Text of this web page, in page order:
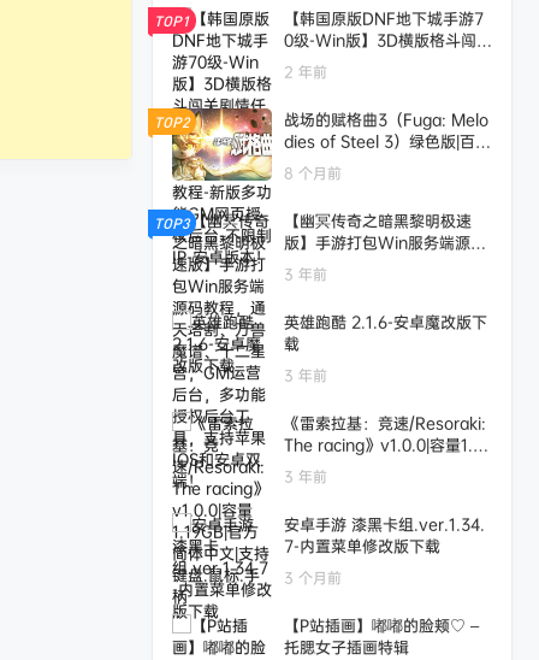
TOP1
【韩国原版DNF地下城手游7
0级-Win版】3D横版格斗闯关
剧情任务手游-最新打包WIN
服务端源码视频架设教程-新
限制IP-安卓版本！
2 年前
TOP2
战场的赋格曲3（Fuga: Melo
dies of Steel 3）绿色版|百度
云迅雷下载
8 个月前
TOP3
【幽冥传奇之暗黑黎明极速
版】手游打包Win服务端源码
教程，通天塔割、万兽魔谱、
十二星宫，GM运营后台，多
OS和安卓双端！
3 年前
英雄跑酷 2.1.6-安卓魔改版下
载
3 年前
《雷索拉基：竞速/Resoraki:
The racing》v1.0.0|容量1.19
GB|官方简体中文|支持键盘.鼠
标.手柄
3 年前
安卓手游 漆黑卡组.ver.1.34.
7-内置菜单修改版下载
3 个月前
【P站插画】嘟嘟的脸颊♡ –
托腮女子插画特辑